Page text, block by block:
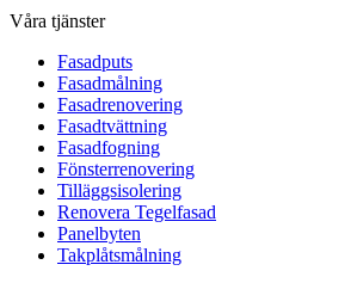
Våra tjänster
Fasadputs
Fasadmålning
Fasadrenovering
Fasadtvättning
Fasadfogning
Fönsterrenovering
Tilläggsisolering
Renovera Tegelfasad
Panelbyten
Takplåtsmålning